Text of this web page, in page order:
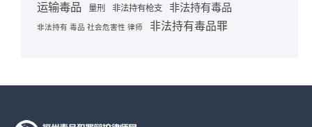
运输毒品 量刑 非法持有枪支 非法持有毒品
非法持有 毒品 社会危害性 律师 非法持有毒品罪